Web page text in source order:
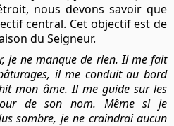
nous devons savoir que
central. Cet objectif est de
du Seigneur.
je ne manque de rien.Il me fait
il me conduit au bord
mon âme.Il me guide sur les
de son nom. Même si je
sombre, je ne craindrai aucun